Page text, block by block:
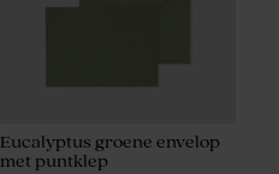
Eucalyptus groene envelop
met puntklep